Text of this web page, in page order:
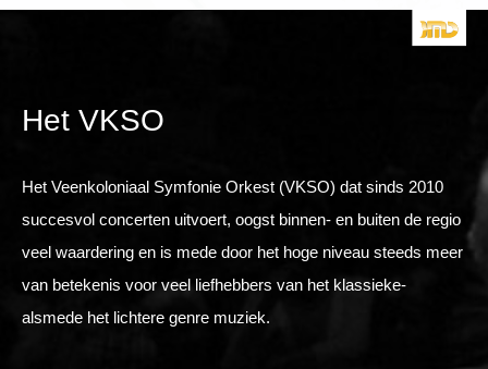
Het VKSO
Het Veenkoloniaal Symfonie Orkest (VKSO) dat sinds 2010
succesvol concerten uitvoert, oogst binnen- en buiten de regio
veel waardering en is mede door het hoge niveau steeds meer
van betekenis voor veel liefhebbers van het klassieke-
alsmede het lichtere genre muziek.